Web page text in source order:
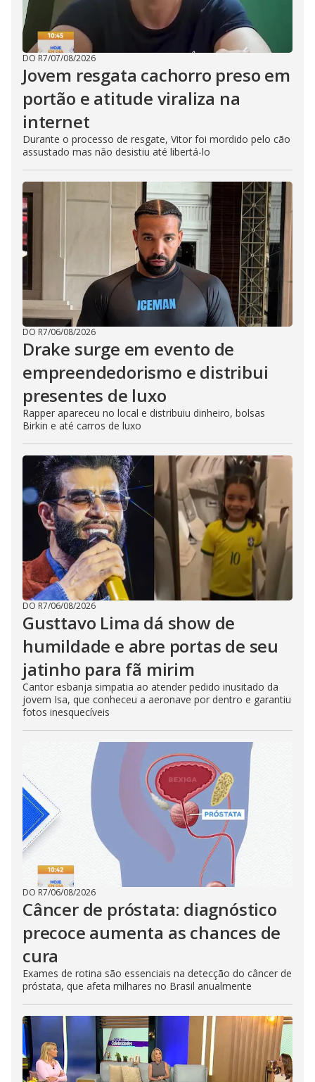
DO R7/07/08/2026
Jovem resgata cachorro preso em
portão e atitude viraliza na
internet
Durante o processo de resgate, Vitor foi mordido pelo cão
assustado mas não desistiu até libertá-lo
DO R7/06/08/2026
Drake surge em evento de
empreendedorismo e distribui
presentes de luxo
Rapper apareceu no local e distribuiu dinheiro, bolsas
Birkin e até carros de luxo
DO R7/06/08/2026
Gusttavo Lima dá show de
humildade e abre portas de seu
jatinho para fã mirim
Cantor esbanja simpatia ao atender pedido inusitado da
jovem Isa, que conheceu a aeronave por dentro e garantiu
fotos inesquecíveis
DO R7/06/08/2026
Câncer de próstata: diagnóstico
precoce aumenta as chances de
cura
Exames de rotina são essenciais na detecção do câncer de
próstata, que afeta milhares no Brasil anualmente